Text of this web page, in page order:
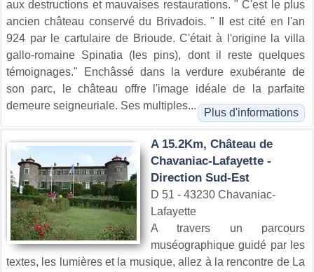
aux destructions et mauvaises restaurations. " C'est le plus
ancien château conservé du Brivadois. " Il est cité en l'an
924 par le cartulaire de Brioude. C'était à l'origine la villa
gallo-romaine Spinatia (les pins), dont il reste quelques
témoignages." Enchâssé dans la verdure exubérante de
son parc, le château offre l'image idéale de la parfaite
demeure seigneuriale. Ses multiples...
Plus d'informations
A 15.2Km, Château de
Chavaniac-Lafayette -
Direction Sud-Est
D 51 - 43230 Chavaniac-
Lafayette
A travers un parcours
muséographique guidé par les
textes, les lumières et la musique, allez à la rencontre de La